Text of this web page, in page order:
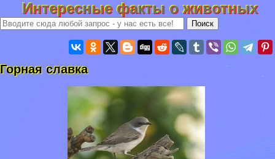
Интересные факты о животных
Горная славка